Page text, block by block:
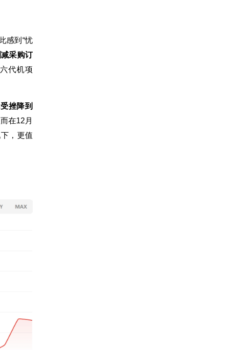
感到“忧
采购订
代机项
挫降到
在12月
，更值